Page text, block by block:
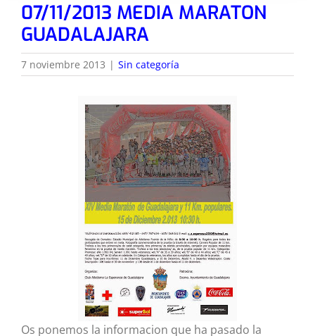
07/11/2013 MEDIA MARATON
GUADALAJARA
7 noviembre 2013 | Sin categoría
Os ponemos la informacion que ha pasado la